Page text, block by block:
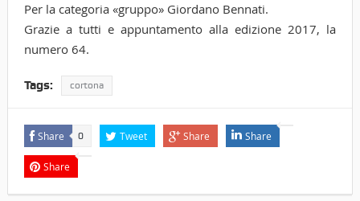
Per la categoria «gruppo» Giordano Bennati.
Grazie a tutti e appuntamento alla edizione 2017, la
numero 64.
Tags: cortona
Share 0 Tweet Share Share
Share